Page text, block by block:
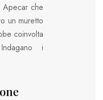
Apecar che
un muretto
coinvolta
i